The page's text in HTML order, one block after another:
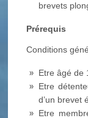
brevets
Prérequis
Conditions
Etre âgé de
Etre
d’un brevet
Etre